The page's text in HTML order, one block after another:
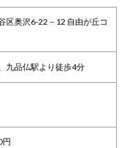
区奥沢6-22－12 自由が丘コ
九品仏駅より徒歩4分
円